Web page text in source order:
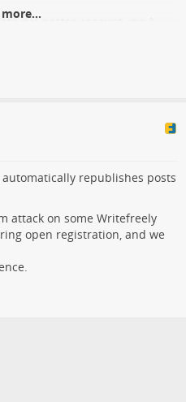
dal nostro account, ma è
che siamo riusciti ad
di amministrazione che
puntualmente le attività
republishes posts
attack on some Writefreely
open registration, and we